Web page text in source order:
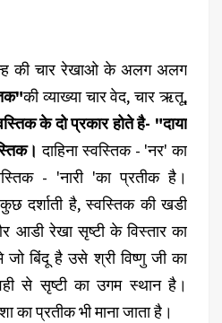
की चार रेखाओ के अलग अलग
की व्याख्या चार वेद, चार ऋतू,
के दो प्रकार होते है- "दाया
दाहिना स्वस्तिक - 'नर' का
- 'नारी 'का प्रतीक है।
दर्शाती है, स्वस्तिक की खडी
आडी रेखा सृष्टी के विस्तार का
बिंदू है उसे श्री विष्णु जी का
से सृष्टी का उगम स्थान है।
का प्रतीक भी माना जाता है।